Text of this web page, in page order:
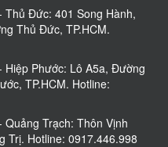
Thủ Đức: 401 Song Hành,
Thủ Đức, TP.HCM.
Hiệp Phước: Lô A5a, Đường
TP.HCM. Hotline:
Quảng Trạch: Thôn Vịnh
Trị. Hotline: 0917.446.998